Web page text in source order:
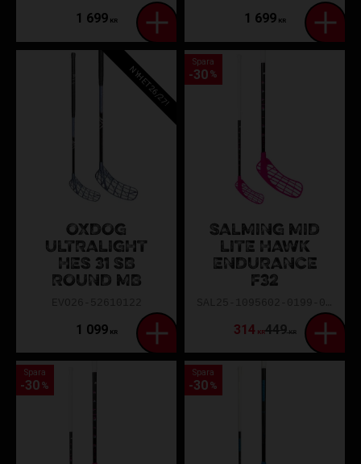
1 699KR 1 699KR
OXDOG
ULTRALIGHT
HES 31 SB
ROUND MB
1 099KR
NYHET 26/27!
SALMING MID
LITE HAWK
ENDURANCE
F32
314 KR449KR
Spara
30 %
Spara
30 %
Spara
30 %